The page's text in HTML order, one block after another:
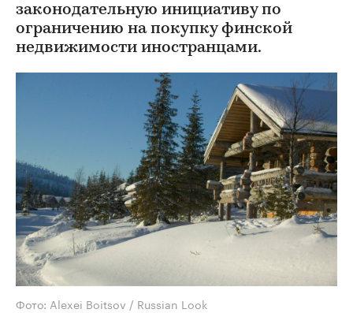
законодательную инициативу по
ограничению на покупку финской
недвижимости иностранцами.
Фото: Alexei Boitsov / Russian Look